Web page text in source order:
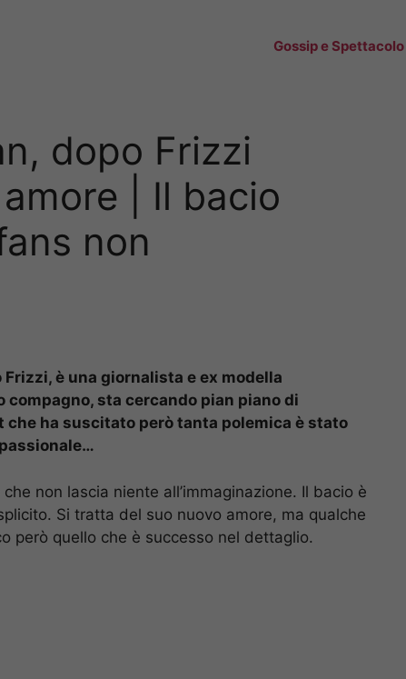
Gossip e Spettacolo
dopo Frizzi
| Il bacio
non
è una giornalista e ex modella
compagno, sta cercando pian piano di
ha suscitato però tanta polemica è stato
non lascia niente all’immaginazione. Il bacio è
Si tratta del suo nuovo amore, ma qualche
però quello che è successo nel dettaglio.